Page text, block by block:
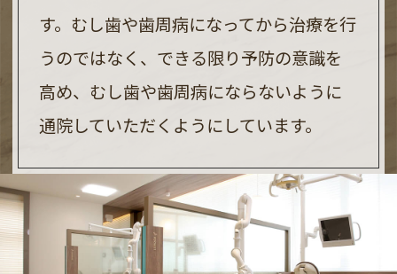
夏期休暇のご案内
8月13日（水）～17日（日）の診療を休診
致します。
休暇明けは8月18日（月）より通常通り診
す。むし歯や歯周病になってから治療を行
うのではなく、できる限り予防の意識を
高め、むし歯や歯周病にならないように
通院していただくようにしています。